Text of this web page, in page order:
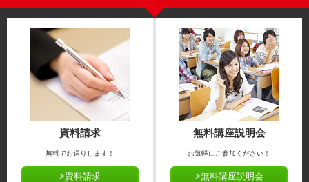
資料請求
無料でお送りします！
>資料請求
無料講座説明会
お気軽にご参加ください！
>無料講座説明会